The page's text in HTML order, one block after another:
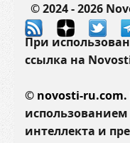
© 2024 - 2026
При
ссылка на
© novosti-ru.com.
использованием
интеллекта и